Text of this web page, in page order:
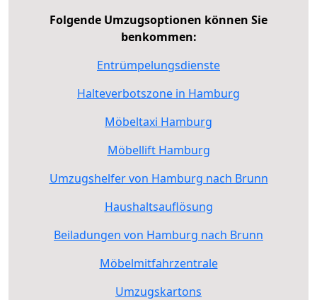
Folgende Umzugsoptionen können Sie
benkommen:
Entrümpelungsdienste
Halteverbotszone in Hamburg
Möbeltaxi Hamburg
Möbellift Hamburg
Umzugshelfer von Hamburg nach Brunn
Haushaltsauflösung
Beiladungen von Hamburg nach Brunn
Möbelmitfahrzentrale
Umzugskartons